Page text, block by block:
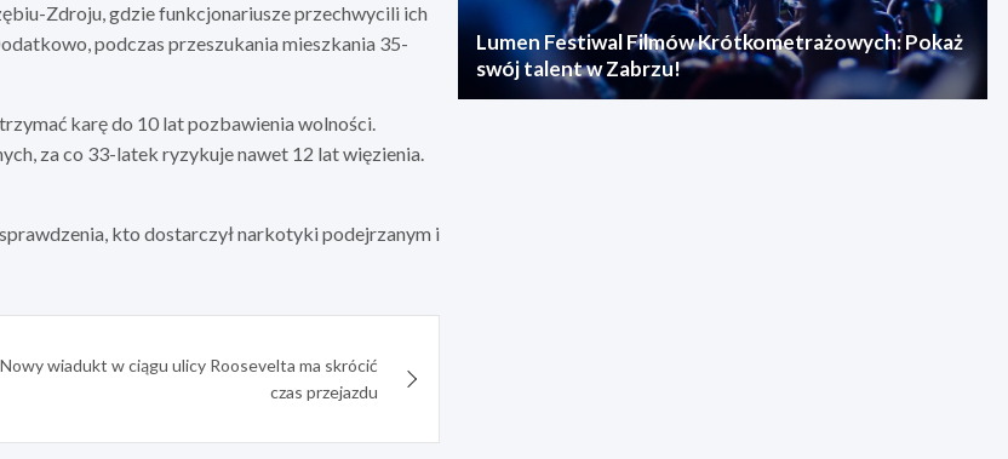
Zdroju, gdzie funkcjonariusze przechwycili ich
podczas przeszukania mieszkania 35-
karę do 10 lat pozbawienia wolności.
za co 33-latek ryzykuje nawet 12 lat więzienia.
kto dostarczył narkotyki podejrzanym i
Nowy wiadukt w ciągu ulicy Roosevelta ma skrócić
czas przejazdu
Lumen Festiwal Filmów Krótkometrażowych: Pokaż
swój talent w Zabrzu!